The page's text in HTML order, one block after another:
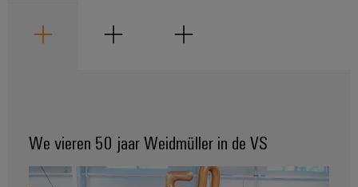
We vieren 50 jaar Weidmüller in de VS